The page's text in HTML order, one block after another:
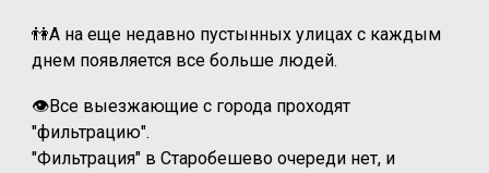
👫А на еще недавно пустынных улицах с каждым
днем появляется все больше людей.
👁️‍Все выезжающие с города проходят
"фильтрацию".
"Фильтрация" в Старобешево очереди нет, и